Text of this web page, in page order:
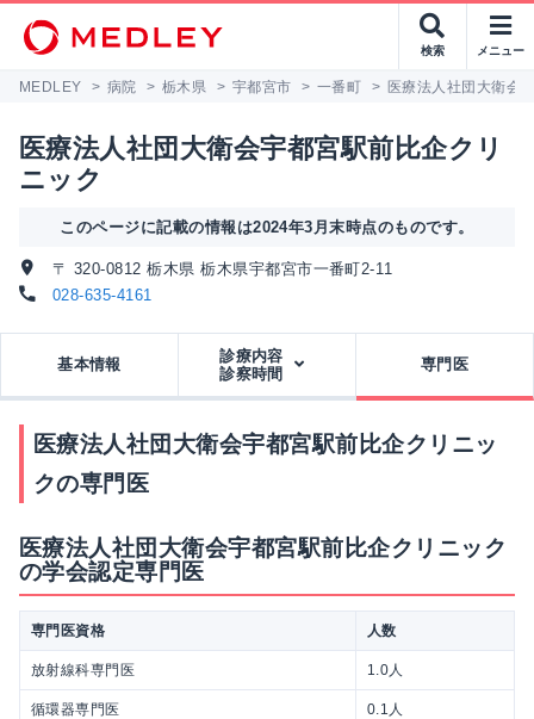
検索 メニュー
MEDLEY > 病院 > 栃木県 > 宇都宮市 > 一番町 > 医療法人社団大衛会
医療法人社団大衛会宇都宮駅前比企クリ
ニック
このページに記載の情報は2024年3月末時点のものです。
〒 320-0812 栃木県 栃木県宇都宮市一番町2-11
028-635-4161
基本情報
診療内容
診察時間
専門医
医療法人社団大衛会宇都宮駅前比企クリニッ
クの専門医
医療法人社団大衛会宇都宮駅前比企クリニック
の学会認定専門医
専門医資格 人数
放射線科専門医 1.0人
循環器専門医 0.1人